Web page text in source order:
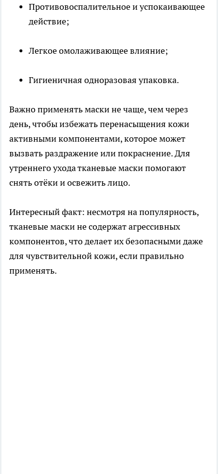
Противовоспалительное и успокаивающее
действие;
Легкое омолаживающее влияние;
Гигиеничная одноразовая упаковка.
Важно применять маски не чаще, чем через
день, чтобы избежать перенасыщения кожи
активными компонентами, которое может
вызвать раздражение или покраснение. Для
утреннего ухода тканевые маски помогают
снять отёки и освежить лицо.
Интересный факт: несмотря на популярность,
тканевые маски не содержат агрессивных
компонентов, что делает их безопасными даже
для чувствительной кожи, если правильно
применять.​